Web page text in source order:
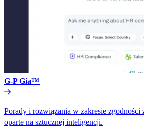
G-P Gia™​​
Porady i rozwiązania w zakresie
oparte na sztucznej inteligencji.​​